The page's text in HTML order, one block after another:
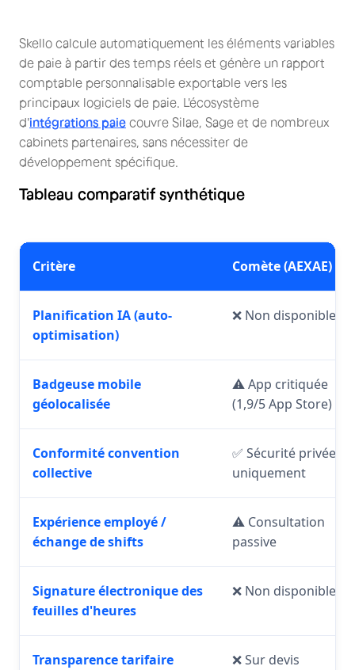
Skello calcule automatiquement les éléments variables
de paie à partir des temps réels et génère un rapport
comptable personnalisable exportable vers les
principaux logiciels de paie. L'écosystème
d'intégrations paie couvre Silae, Sage et de nombreux
cabinets partenaires, sans nécessiter de
développement spécifique.
Tableau comparatif synthétique
Critère Comète (AEXAE)
Planification IA (auto-
optimisation)
❌ Non disponible
Badgeuse mobile
géolocalisée
⚠️ App critiquée
(1,9/5 App Store)
Conformité convention
collective
✅ Sécurité privée
uniquement
Expérience employé /
échange de shifts
⚠️ Consultation
passive
Signature électronique des
feuilles d'heures
❌ Non disponible
Transparence tarifaire
❌ Sur devis